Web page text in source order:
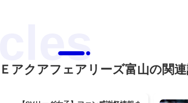
アクアフェアリーズ富山の関